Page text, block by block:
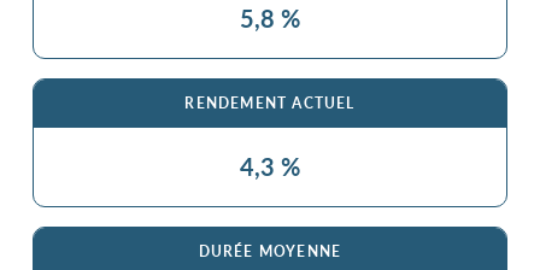
5,8 %
RENDEMENT ACTUEL
4,3 %
DURÉE MOYENNE